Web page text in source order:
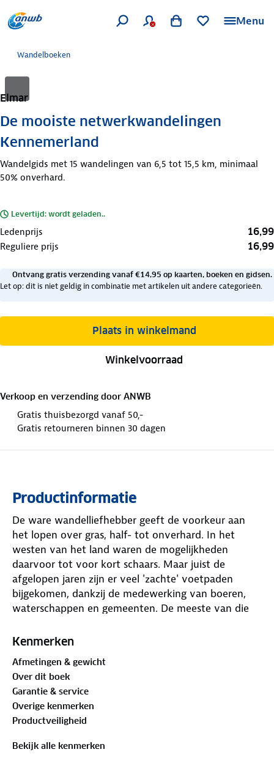
Menu
Wandelboeken
Elmar
De mooiste netwerkwandelingen
Kennemerland
Wandelgids met 15 wandelingen van 6,5 tot 15,5 km, minimaal
50% onverhard.
Levertijd: wordt geladen..
Ledenprijs 16,99
Reguliere prijs 16,99
Ontvang gratis verzending vanaf €14,95 op kaarten, boeken en gidsen.
Let op: dit is niet geldig in combinatie met artikelen uit andere categorieën.
Plaats in winkelmand
Winkelvoorraad
Verkoop en verzending door ANWB
Gratis thuisbezorgd vanaf 50,-
Gratis retourneren binnen 30 dagen
Productinformatie
De ware wandelliefhebber geeft de voorkeur aan
het lopen over gras, half- tot onverhard. In het
westen van het land waren de mogelijkheden
daarvoor tot voor kort schaars. Maar juist de
afgelopen jaren zijn er veel 'zachte' voetpaden
bijgekomen, dankzij de medewerking van boeren,
waterschappen en gemeenten. De meeste van die
wandelnetwerken van Utrecht, Noord- en Zuid-
Anno 2018 is het overgrote deel van die provincies
bedekt met een fijnmazig netwerk van uniform
bewegwijzerde wandelroutes. De wandelaar kan z'n
eigen route uitzoeken aan de hand van allerlei
criteria: lang-kort, met of zonder hond, bossig of
open, verhard of onverhard, thematisch of niet-
Kenmerken
Afmetingen & gewicht
Over dit boek
Garantie & service
Overige kenmerken
Productveiligheid
Bekijk alle kenmerken